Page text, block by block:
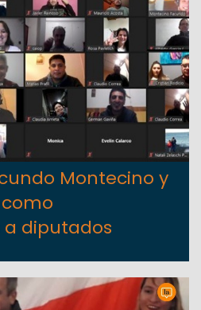
Montecino y
diputados